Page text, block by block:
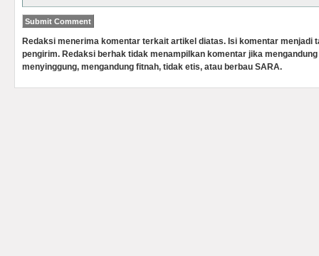
Redaksi menerima komentar terkait artikel diatas. Isi komentar menjadi
pengirim. Redaksi berhak tidak menampilkan komentar jika
menyinggung, mengandung fitnah, tidak etis, atau berbau SARA.